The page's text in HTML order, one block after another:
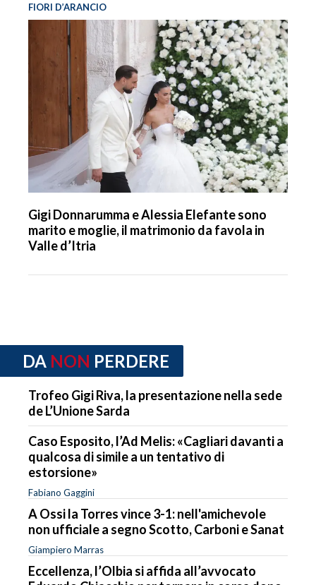
FIORI D’ARANCIO
Gigi Donnarumma e Alessia Elefante sono
marito e moglie, il matrimonio da favola in
Valle d’Itria
DA NON PERDERE
Trofeo Gigi Riva, la presentazione nella sede
de L’Unione Sarda
Caso Esposito, l’Ad Melis: «Cagliari davanti a
qualcosa di simile a un tentativo di
estorsione»
Fabiano Gaggini
A Ossi la Torres vince 3-1: nell'amichevole
non ufficiale a segno Scotto, Carboni e Sanat
Giampiero Marras
Eccellenza, l’Olbia si affida all’avvocato